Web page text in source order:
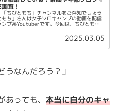
査！
「ちびともち」チャンネルをご存知でしょう
もち」さんは女子ソロキャンプの動画を配信
ンプ系Youtuberです。今回は、ちびともち
2025.03.05
うなんだろう？」
っても、 本当に自分のキャ